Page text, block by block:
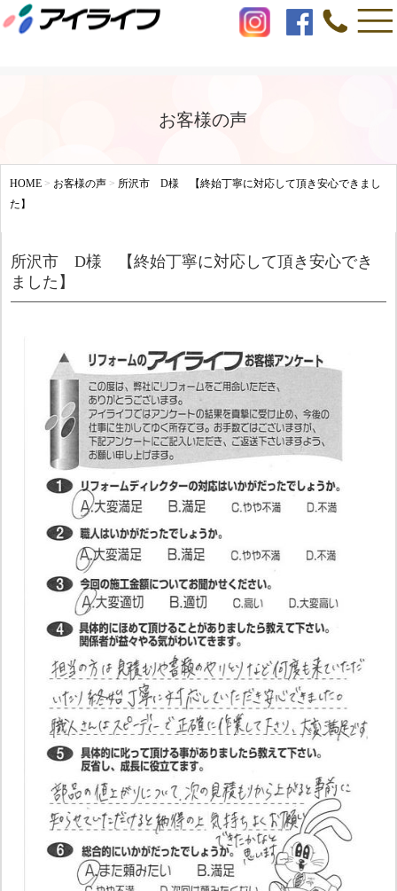
お客様の声
HOME > お客様の声 > 所沢市 D様 【終始丁寧に対応して頂き安心できまし
た】
所沢市 D様 【終始丁寧に対応して頂き安心でき
ました】